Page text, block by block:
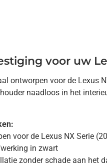
voor uw
ontworpen voor de
naadloos in het
voor de Lexus NX Serie
in zwart
zonder schade aan het